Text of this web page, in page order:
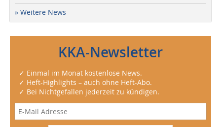
» Weitere News
KKA-Newsletter
✓ Einmal im Monat kostenlose News.
✓ Heft-Highlights – auch ohne Heft-Abo.
✓ Bei Nichtgefallen jederzeit zu kündigen.